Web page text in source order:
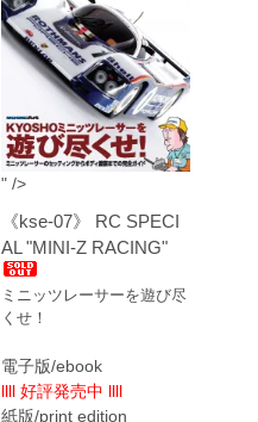
" />
《kse-07》 RC SPECI
AL "MINI-Z RACING"
ミニッツレーサーを遊び尽
くせ！
電子版/ebook
llll 好評発売中 llll
紙版/print edition